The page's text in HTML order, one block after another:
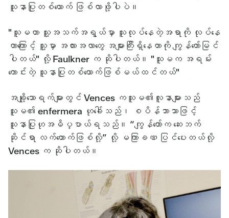
သူနာပြုတစ်ယောက် ဖြစ်လာဖို့ပါပဲ။
"သူမဟာ သူ့အသက်အရွယ်မှာ သူလုပ်နေတဲ့အရာကို လုပ်နေ
တာကြောင့် သူ့မှာ အလားအလာတွေ အများကြီးရှိနေတာကို ကျွန်တော်မြင်
ပါတယ်" လို့ Faulkner က ဆိုပါတယ်။ "သူမက အရမ်း
ကောင်းတဲ့ သူနာပြုတစ်ယောက်ဖြစ်မယ်ထင်တယ်"
အချို့သောရက်များတွင် Vences ကသူမ၏လူနာများသည်
သူမ၏ enfermera ဟုခေါ်သည်၊ စပိန်ဘာသာဖြင့်
သူနာပြုဟုအဓိပ္ပာယ်ရသည်။ “ကျွန်တော်က ဆေးဘက်
ဆိုင်ရာ လက်ထောက်ဖြစ်လို့” လို့ မကြာခဏ ပြင်ပေးတယ်လို့
Vences က ဆိုပါတယ်။